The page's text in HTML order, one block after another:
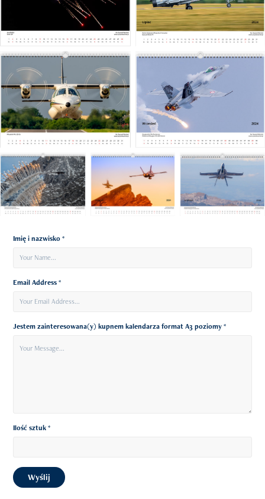
Imię i nazwisko *
Email Address *
Jestem zainteresowana(y) kupnem kalendarza format A3 poziomy *
Ilość sztuk *
Wyślij